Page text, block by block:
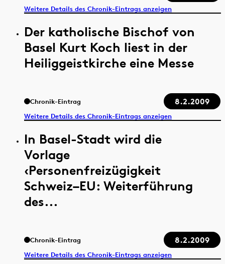
Weitere Details des Chronik-Eintrags anzeigen
Der katholische Bischof von
Basel Kurt Koch liest in der
Heiliggeistkirche eine Messe
Chronik-Eintrag 8.2.2009
Weitere Details des Chronik-Eintrags anzeigen
In Basel-Stadt wird die
Vorlage
‹Personenfreizügigkeit
Schweiz–EU: Weiterführung
des...
Chronik-Eintrag 8.2.2009
Weitere Details des Chronik-Eintrags anzeigen